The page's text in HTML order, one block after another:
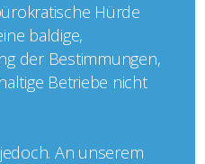
Hürde
baldige,
der Bestimmungen,
Betriebe nicht
An unserem